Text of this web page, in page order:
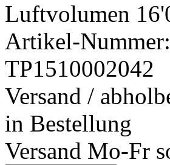
Luftvolumen
Artikel-Nummer:
TP1510002042
Versand /
in Bestellung
Versand Mo-Fr